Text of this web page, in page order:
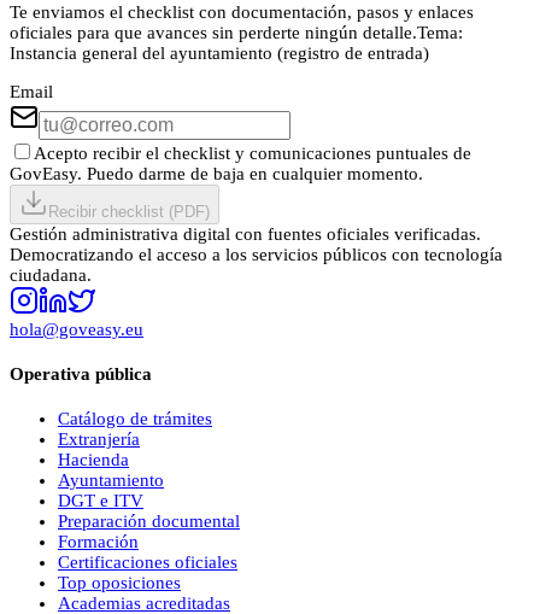
Te enviamos el checklist con documentación, pasos y enlaces
oficiales para que avances sin perderte ningún detalle.Tema:
Instancia general del ayuntamiento (registro de entrada)
Email
Acepto recibir el checklist y comunicaciones puntuales de
GovEasy. Puedo darme de baja en cualquier momento.
Recibir checklist (PDF)
Gestión administrativa digital con fuentes oficiales verificadas.
Democratizando el acceso a los servicios públicos con tecnología
ciudadana.
hola@goveasy.eu
Operativa pública
Catálogo de trámites
Extranjería
Hacienda
Ayuntamiento
DGT e ITV
Preparación documental
Formación
Certificaciones oficiales
Top oposiciones
Academias acreditadas